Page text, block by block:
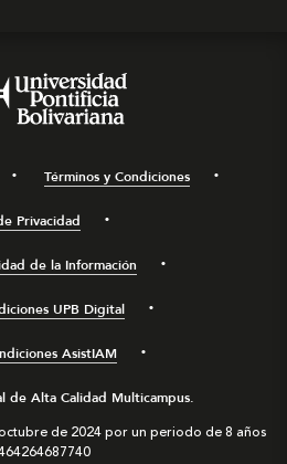
Términos y Condiciones
Privacidad
de la Información
UPB Digital
AsistIAM
de Alta Calidad Multicampus.
de 2024 por un periodo de 8 años